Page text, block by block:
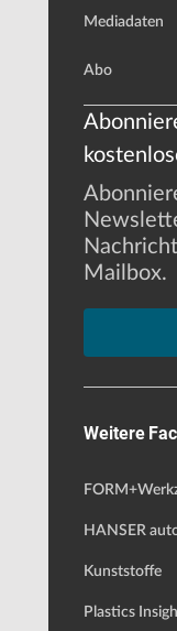
Mediadaten
Abo
Mailbox.
Weitere
HANSER
Kunststoffe
Plastics